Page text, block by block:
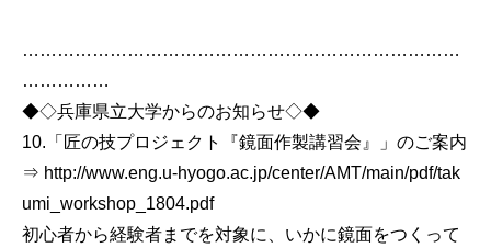
…………………………………………………………………
……………
◆◇兵庫県立大学からのお知らせ◇◆
10.「匠の技プロジェクト『鏡面作製講習会』」のご案内
⇒ http://www.eng.u-hyogo.ac.jp/center/AMT/main/pdf/tak
umi_workshop_1804.pdf
初心者から経験者までを対象に、いかに鏡面をつくって